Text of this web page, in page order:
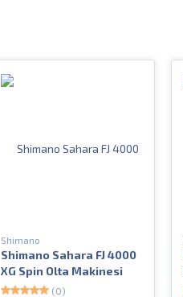
Shimano
Shimano Sahara FJ 4000
XG Spin Olta Makinesi
(0)